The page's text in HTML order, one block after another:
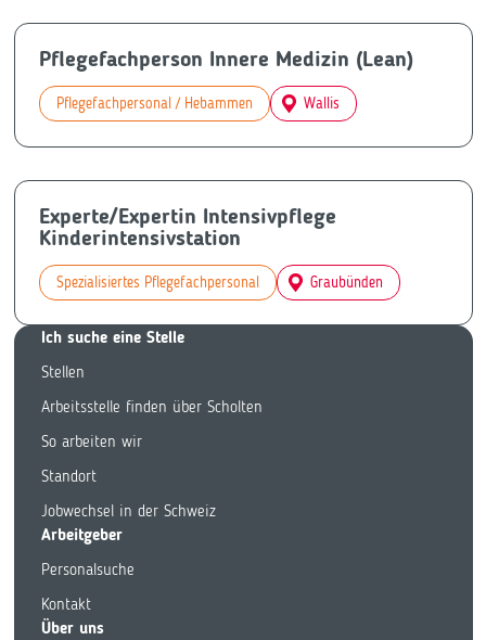
Pflegefachperson Innere Medizin (Lean)
Pflegefachpersonal / Hebammen Wallis
Experte/Expertin Intensivpflege
Kinderintensivstation
Spezialisiertes Pflegefachpersonal Graubünden
Ich suche eine Stelle
Stellen
Arbeitsstelle finden über Scholten
So arbeiten wir
Standort
Jobwechsel in der Schweiz
Arbeitgeber
Personalsuche
Kontakt
Über uns